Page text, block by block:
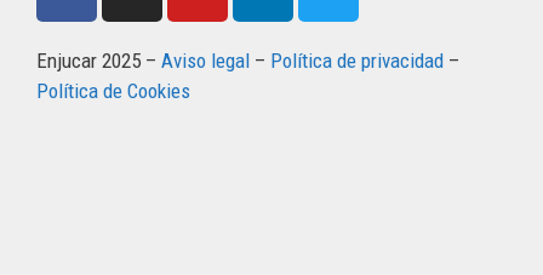
Enjucar 2025 – Aviso legal – Política de privacidad –
Política de Cookies